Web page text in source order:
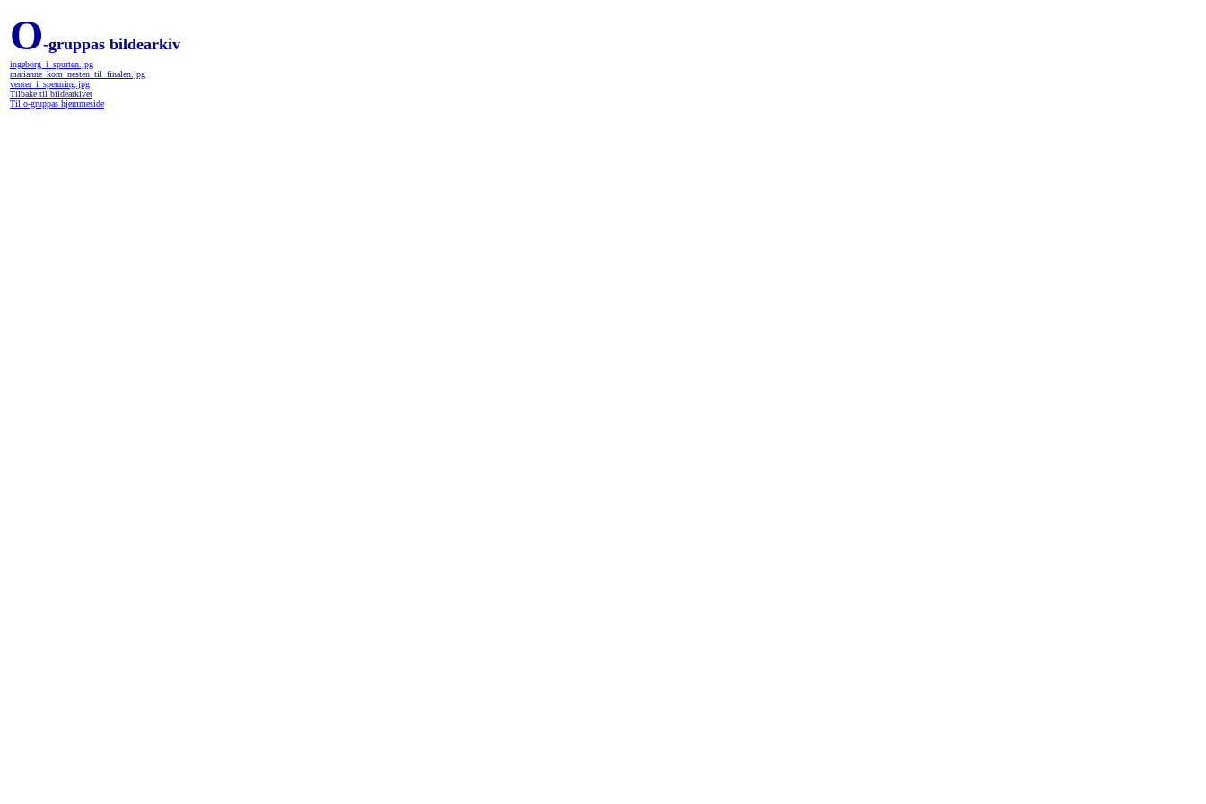
O-gruppas bildearkiv
ingeborg_i_spurten.jpg
marianne_kom_nesten_til_finalen.jpg
venter_i_spenning.jpg
Tilbake til bildearkivet
Til o-gruppas hjemmeside